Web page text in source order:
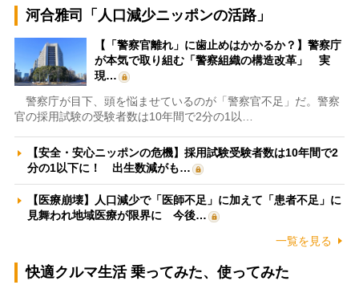
河合雅司「人口減少ニッポンの活路」
【「警察官離れ」に歯止めはかかるか？】警察庁
が本気で取り組む「警察組織の構造改革」 実
現…
警察庁が目下、頭を悩ませているのが「警察官不足」だ。警察
官の採用試験の受験者数は10年間で2分の1以…
【安全・安心ニッポンの危機】採用試験受験者数は10年間で2
分の1以下に！ 出生数減がも…
【医療崩壊】人口減少で「医師不足」に加えて「患者不足」に
見舞われ地域医療が限界に 今後…
一覧を見る
快適クルマ生活 乗ってみた、使ってみた